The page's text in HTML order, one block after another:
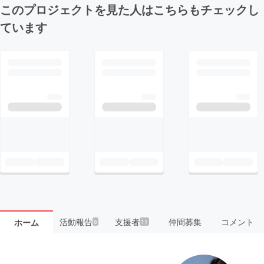
このプロジェクトを見た人はこちらもチェックし
ています
ホーム 活動報告6 支援者 11 仲間募集 コメント